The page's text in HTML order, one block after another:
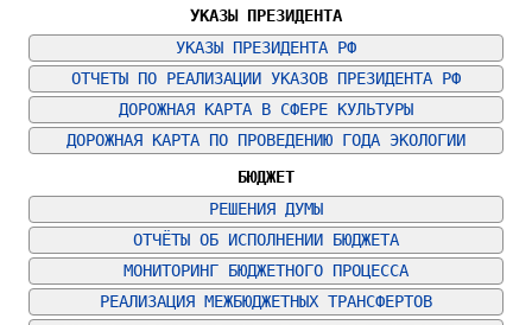
УКАЗЫ ПРЕЗИДЕНТА
УКАЗЫ ПРЕЗИДЕНТА РФ
ОТЧЕТЫ ПО РЕАЛИЗАЦИИ УКАЗОВ ПРЕЗИДЕНТА РФ
ДОРОЖНАЯ КАРТА В СФЕРЕ КУЛЬТУРЫ
ДОРОЖНАЯ КАРТА ПО ПРОВЕДЕНИЮ ГОДА ЭКОЛОГИИ
БЮДЖЕТ
РЕШЕНИЯ ДУМЫ
ОТЧЁТЫ ОБ ИСПОЛНЕНИИ БЮДЖЕТА
МОНИТОРИНГ БЮДЖЕТНОГО ПРОЦЕССА
РЕАЛИЗАЦИЯ МЕЖБЮДЖЕТНЫХ ТРАНСФЕРТОВ